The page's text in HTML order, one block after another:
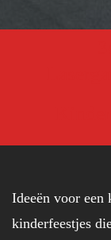
Ideeën voor
kinderfeestjes